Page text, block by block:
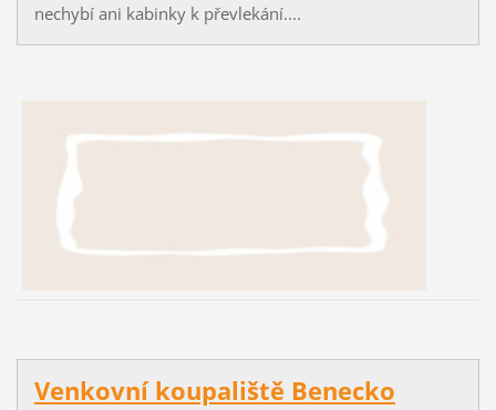
nechybí ani kabinky k převlekání....
Venkovní koupaliště Benecko